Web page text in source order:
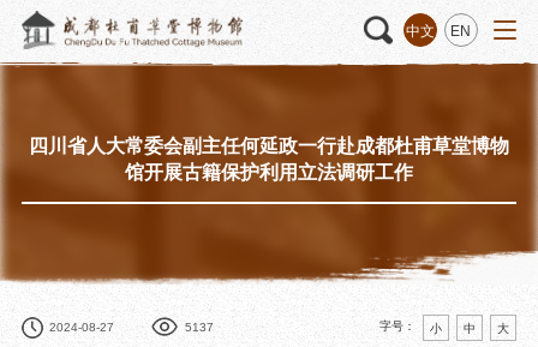
中文 EN
活动 “人日游草堂”系列文化活动 藏品
数字资源
捐赠名录
四川省人大常委会副主任何延政一行赴成都杜甫草堂博物
馆开展古籍保护利用立法调研工作
2024-08-27 5137 字号： 小 中 大